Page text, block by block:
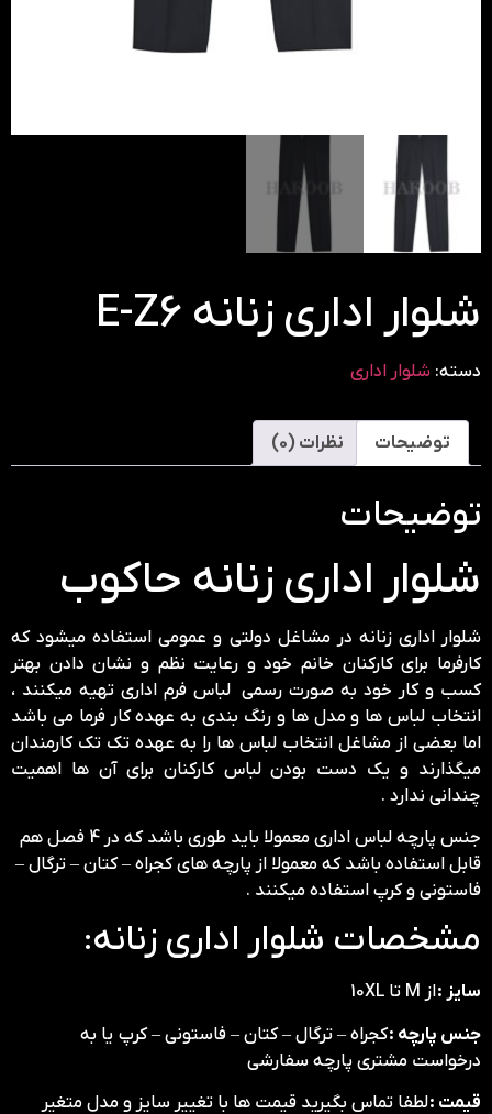
شلوار اداری زنانه E-Z6
دسته: شلوار اداری
توضیحات نظرات (0)
توضیحات
شلوار اداری زنانه حاکوب
شلوار اداری زنانه در مشاغل دولتی و عمومی استفاده میشود که
کارفرما برای کارکنان خانم خود و رعایت نظم و نشان دادن بهتر
کسب و کار خود به صورت رسمی لباس فرم اداری تهیه میکنند ،
انتخاب لباس ها و مدل ها و رنگ بندی به عهده کار فرما می باشد
اما بعضی از مشاغل انتخاب لباس ها را به عهده تک تک کارمندان
میگذارند و یک دست بودن لباس کارکنان برای آن ها اهمیت
چندانی ندارد .
جنس پارچه لباس اداری معمولا باید طوری باشد که در 4 فصل هم
قابل استفاده باشد که معمولا از پارچه های کجراه – کتان – ترگال –
فاستونی و کرپ استفاده میکنند .
مشخصات شلوار اداری زنانه:
سایز :از M تا 10XL
جنس پارچه :کجراه – ترگال – کتان – فاستونی – کرپ یا به
درخواست مشتری پارچه سفارشی
قیمت :لطفا تماس بگیرید قیمت ها با تغییر سایز و مدل متغیر